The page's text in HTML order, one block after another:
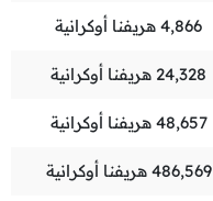
4,866 هريفنا أوكرانية
24,328 هريفنا أوكرانية
48,657 هريفنا أوكرانية
486,569 هريفنا أوكرانية